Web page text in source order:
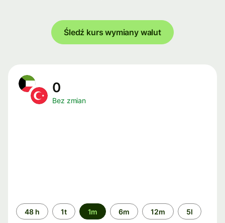
Śledź kurs wymiany walut
0
Bez zmian
Przedział
czasu
48 h 1t 1m 6m 12m 5l